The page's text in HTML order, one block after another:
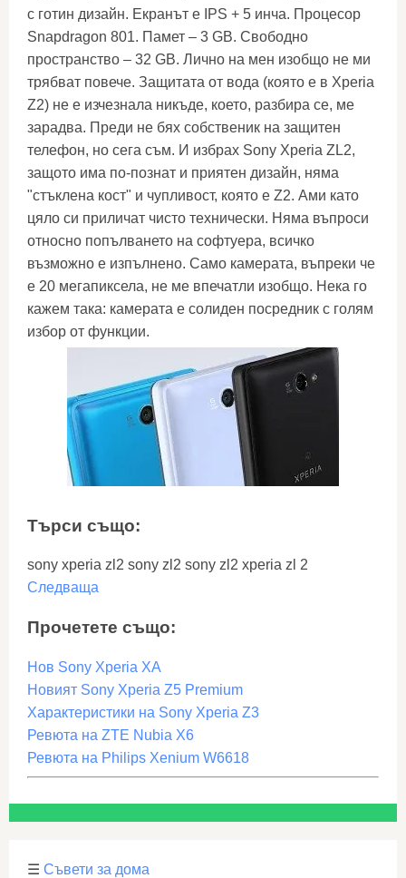
с готин дизайн. Екранът е IPS + 5 инча. Процесор
Snapdragon 801. Памет – 3 GB. Свободно
пространство – 32 GB. Лично на мен изобщо не ми
трябват повече. Защитата от вода (която е в Xperia
Z2) не е изчезнала никъде, което, разбира се, ме
зарадва. Преди не бях собственик на защитен
телефон, но сега съм. И избрах Sony Xperia ZL2,
защото има по-познат и приятен дизайн, няма
"стъклена кост" и чупливост, която е Z2. Ами като
цяло си приличат чисто технически. Няма въпроси
относно попълването на софтуера, всичко
възможно е изпълнено. Само камерата, въпреки че
е 20 мегапиксела, не ме впечатли изобщо. Нека го
кажем така: камерата е солиден посредник с голям
избор от функции.
Търси също:
sony xperia zl2 sony zl2 sony zl2 xperia zl 2
Следваща
Прочетете също:
Нов Sony Xperia XA
Новият Sony Xperia Z5 Premium
Характеристики на Sony Xperia Z3
Ревюта на ZTE Nubia X6
Ревюта на Philips Xenium W6618
☰ Съвети за дома